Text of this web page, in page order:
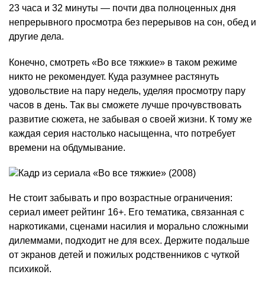
23 часа и 32 минуты — почти два полноценных дня
непрерывного просмотра без перерывов на сон, обед и
другие дела.
Конечно, смотреть «Во все тяжкие» в таком режиме
никто не рекомендует. Куда разумнее растянуть
удовольствие на пару недель, уделяя просмотру пару
часов в день. Так вы сможете лучше прочувствовать
развитие сюжета, не забывая о своей жизни. К тому же
каждая серия настолько насыщенна, что потребует
времени на обдумывание.
Не стоит забывать и про возрастные ограничения:
сериал имеет рейтинг 16+. Его тематика, связанная с
наркотиками, сценами насилия и морально сложными
дилеммами, подходит не для всех. Держите подальше
от экранов детей и пожилых родственников с чуткой
психикой.